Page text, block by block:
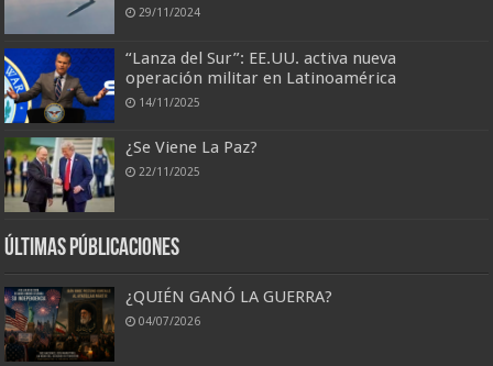
29/11/2024
“Lanza del Sur”: EE.UU. activa nueva
operación militar en Latinoamérica
14/11/2025
¿Se Viene La Paz?
22/11/2025
Últimas Públicaciones
¿QUIÉN GANÓ LA GUERRA?
04/07/2026